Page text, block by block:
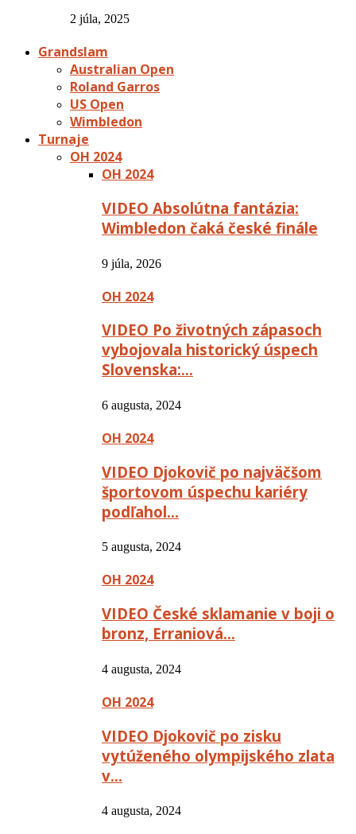
2 júla, 2025
Grandslam
Australian Open
Roland Garros
US Open
Wimbledon
Turnaje
OH 2024
OH 2024
VIDEO Absolútna fantázia:
Wimbledon čaká české finále
9 júla, 2026
OH 2024
VIDEO Po životných zápasoch
vybojovala historický úspech
Slovenska:…
6 augusta, 2024
OH 2024
VIDEO Djokovič po najväčšom
športovom úspechu kariéry
podľahol…
5 augusta, 2024
OH 2024
VIDEO České sklamanie v boji o
bronz, Erraniová…
4 augusta, 2024
OH 2024
VIDEO Djokovič po zisku
vytúženého olympijského zlata
v…
4 augusta, 2024